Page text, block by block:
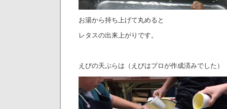
お湯から持ち上げて丸めると
レタスの出来上がりです。
えびの天ぷらは（えびはプロが作成済みでした）